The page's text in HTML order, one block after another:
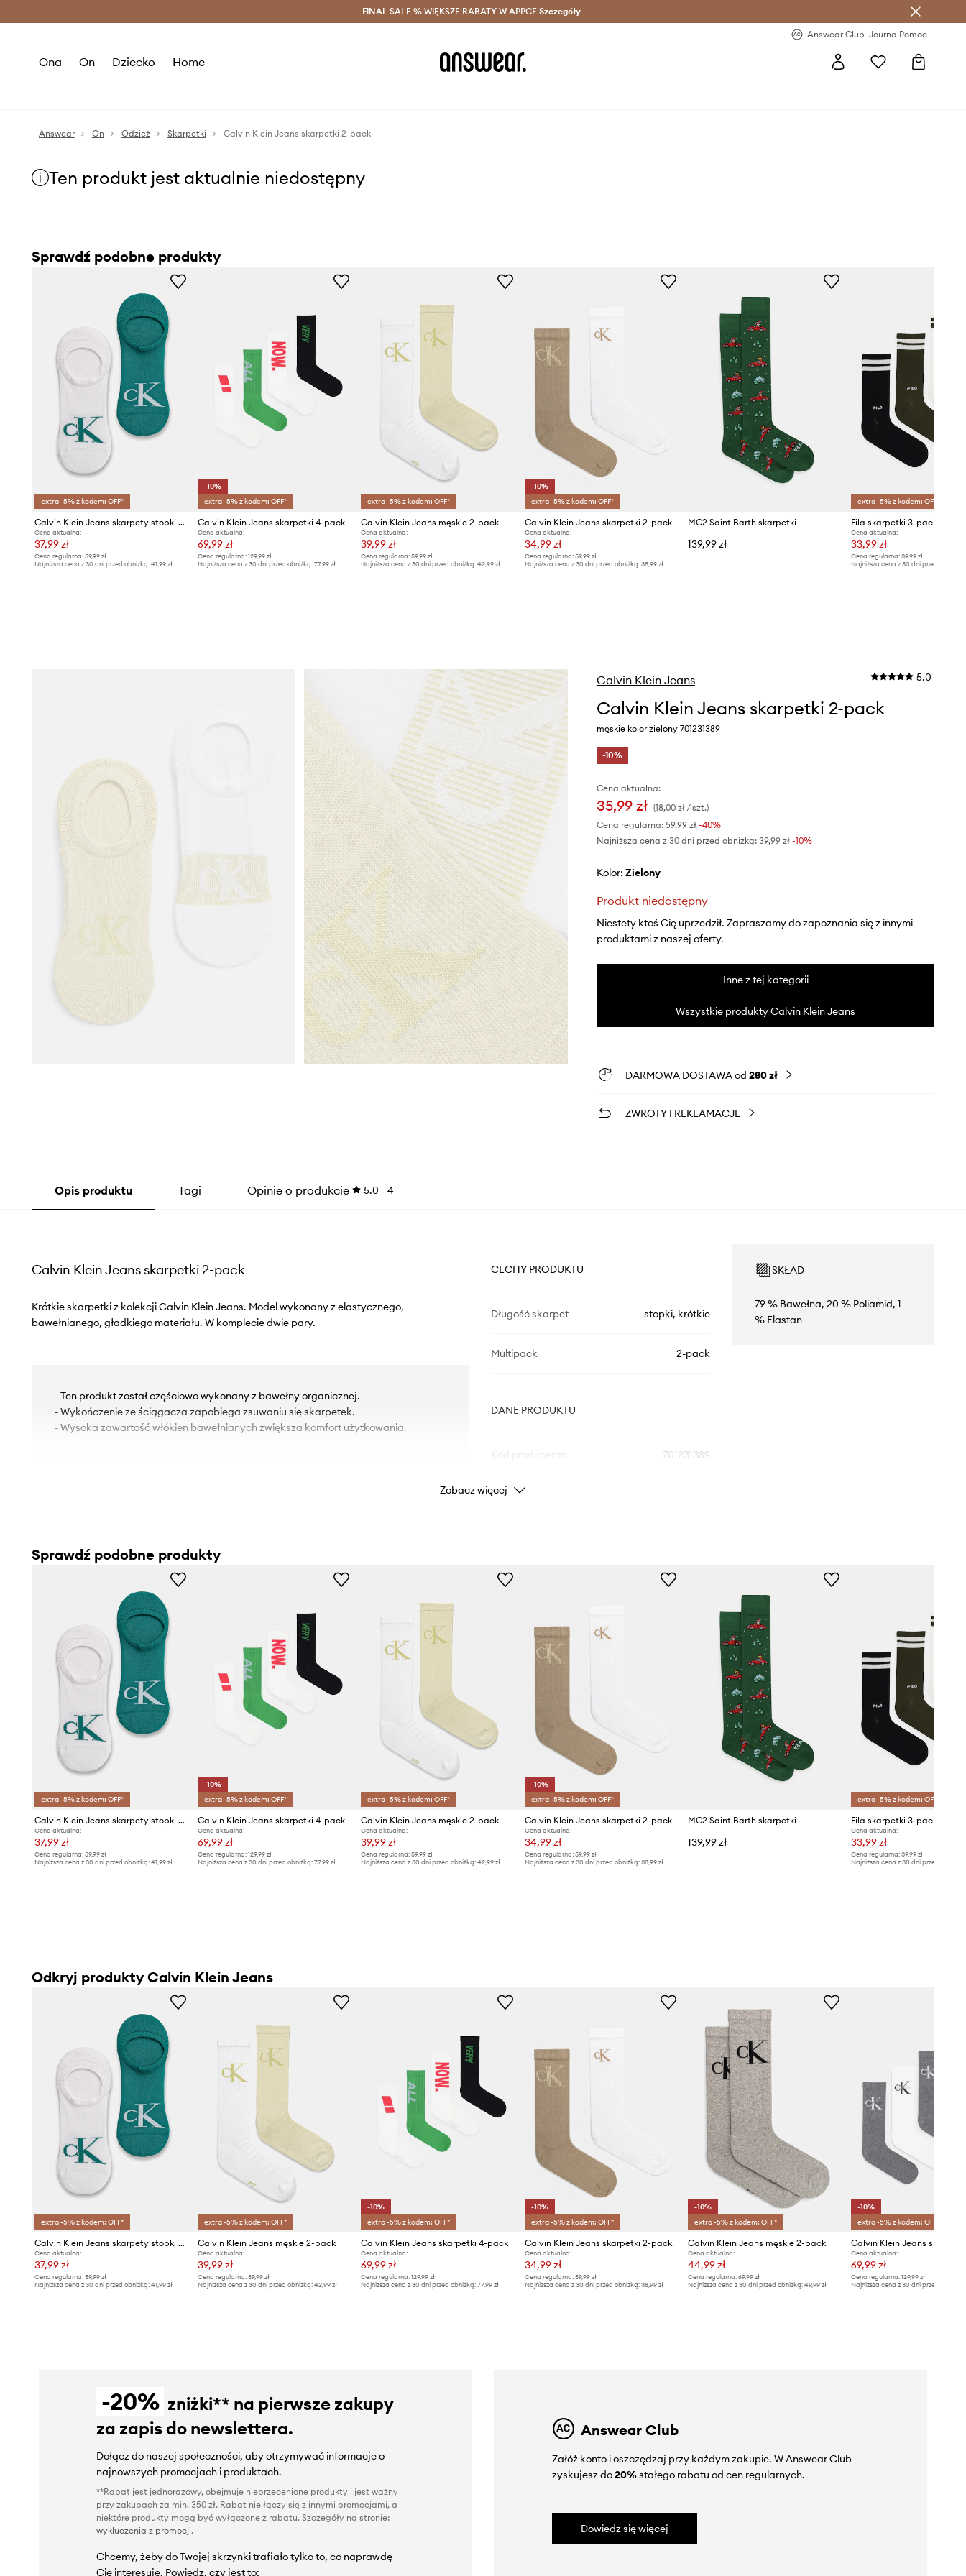
Oszczędzaj z Answear Club > Dostawa nawet w 24h >
FINAL SALE % WIĘKSZE RABATY W APPCE Szczegóły
Answear Club JournalPomoc
Ona On Dziecko Home
Answear On Odzież Skarpetki Calvin Klein Jeans skarpetki 2-pack
Ten produkt jest aktualnie niedostępny
Sprawdź podobne produkty
extra -5% z kodem: OFF*
Calvin Klein Jeans skarpety stopki męskie z bawełną 2-pack
Cena aktualna:
37,99 zł
Cena regularna: 59,99 zł
Najniższa cena z 30 dni przed obniżką: 41,99 zł
-10%
extra -5% z kodem: OFF*
Calvin Klein Jeans skarpetki 4-pack
Cena aktualna:
69,99 zł
Cena regularna:129,99 zł
Najniższa cena z 30 dni przed obniżką:77,99 zł
extra -5% z kodem: OFF*
Calvin Klein Jeans męskie 2-pack
Cena aktualna:
39,99 zł
Cena regularna: 59,99 zł
Najniższa cena z 30 dni przed obniżką: 42,99 zł
-10%
extra -5% z kodem: OFF*
Calvin Klein Jeans skarpetki 2-pack
Cena aktualna:
34,99 zł
Cena regularna: 59,99 zł
Najniższa cena z 30 dni przed obniżką: 38,99 zł
MC2 Saint Barth skarpetki
139,99 zł
extra -5% z kodem: OFF*
Fila skarpetki 3-pack
Cena aktualna:
33,99 zł
Cena regularna: 39,99 zł
Najniższa cena z 30 dni przed obniżką:
Calvin Klein Jeans 5.0
Calvin Klein Jeans skarpetki 2-pack
męskie kolor zielony 701231389
-10%
Cena aktualna:
35,99 zł (18,00 zł / szt.)
Cena regularna: 59,99 zł-40%
Najniższa cena z 30 dni przed obniżką: 39,99 zł -10%
Kolor: zielony
Produkt niedostępny
Niestety ktoś Cię uprzedził. Zapraszamy do zapoznania się z innymi
produktami z naszej oferty.
Inne z tej kategorii
Wszystkie produkty Calvin Klein Jeans
DARMOWA DOSTAWA od 280 zł
ZWROTY I REKLAMACJE
Opis produktu Tagi Opinie o produkcie 5.0 4
Calvin Klein Jeans skarpetki 2-pack
Krótkie skarpetki z kolekcji Calvin Klein Jeans. Model wykonany z elastycznego,
bawełnianego, gładkiego materiału. W komplecie dwie pary.
- Ten produkt został częściowo wykonany z bawełny organicznej.
- Wykończenie ze ściągacza zapobiega zsuwaniu się skarpetek.
- Wysoka zawartość włókien bawełnianych zwiększa komfort użytkowania.
CECHY PRODUKTU
Długość skarpet stopki, krótkie
Multipack 2-pack
DANE PRODUKTU
701231389
Kolor
Producent
SKŁAD
79 % Bawełna, 20 % Poliamid, 1
% Elastan
Zobacz więcej
Sprawdź podobne produkty
extra -5% z kodem: OFF*
Calvin Klein Jeans skarpety stopki męskie z bawełną 2-pack
Cena aktualna:
37,99 zł
Cena regularna: 59,99 zł
Najniższa cena z 30 dni przed obniżką: 41,99 zł
-10%
extra -5% z kodem: OFF*
Calvin Klein Jeans skarpetki 4-pack
Cena aktualna:
69,99 zł
Cena regularna:129,99 zł
Najniższa cena z 30 dni przed obniżką:77,99 zł
extra -5% z kodem: OFF*
Calvin Klein Jeans męskie 2-pack
Cena aktualna:
39,99 zł
Cena regularna: 59,99 zł
Najniższa cena z 30 dni przed obniżką: 42,99 zł
-10%
extra -5% z kodem: OFF*
Calvin Klein Jeans skarpetki 2-pack
Cena aktualna:
34,99 zł
Cena regularna: 59,99 zł
Najniższa cena z 30 dni przed obniżką: 38,99 zł
MC2 Saint Barth skarpetki
139,99 zł
extra -5% z kodem: OFF*
Fila skarpetki 3-pack
Cena aktualna:
33,99 zł
Cena regularna: 39,99 zł
Najniższa cena z 30 dni przed obniżką:
Odkryj produkty Calvin Klein Jeans
extra -5% z kodem: OFF*
Calvin Klein Jeans skarpety stopki męskie z bawełną 2-pack
Cena aktualna:
37,99 zł
Cena regularna: 59,99 zł
Najniższa cena z 30 dni przed obniżką: 41,99 zł
extra -5% z kodem: OFF*
Calvin Klein Jeans męskie 2-pack
Cena aktualna:
39,99 zł
Cena regularna:59,99 zł
Najniższa cena z 30 dni przed obniżką:42,99 zł
-10%
extra -5% z kodem: OFF*
Calvin Klein Jeans skarpetki 4-pack
Cena aktualna:
69,99 zł
Cena regularna: 129,99 zł
Najniższa cena z 30 dni przed obniżką: 77,99 zł
-10%
extra -5% z kodem: OFF*
Calvin Klein Jeans skarpetki 2-pack
Cena aktualna:
34,99 zł
Cena regularna: 59,99 zł
Najniższa cena z 30 dni przed obniżką: 38,99 zł
-10%
extra -5% z kodem: OFF*
Calvin Klein Jeans męskie 2-pack
Cena aktualna:
44,99 zł
Cena regularna:69,99 zł
Najniższa cena z 30 dni przed obniżką:49,99 zł
-10%
extra -5% z kodem: OFF*
Calvin Klein Jeans
Cena aktualna:
69,99 zł
Cena regularna: 129,99 zł
Najniższa cena z 30 dni przed obniżką:
-20% zniżki** na pierwsze zakupy
za zapis do newslettera.
Dołącz do naszej społeczności, aby otrzymywać informacje o
najnowszych promocjach i produktach.
**Rabat jest jednorazowy, obejmuje nieprzecenione produkty i jest ważny
przy zakupach za min. 350 zł. Rabat nie łączy się z innymi promocjami, a
niektóre produkty mogą być wyłączone z rabatu. Szczegóły na stronie:
wykluczenia z promocji.
Chcemy, żeby do Twojej skrzynki trafiało tylko to, co naprawdę
Cię interesuje. Powiedz, czy jest to:
Answear Club
Załóż konto i oszczędzaj przy każdym zakupie. W Answear Club
zyskujesz do20%stałego rabatu od cen regularnych.
Dowiedz się więcej